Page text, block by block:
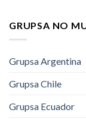
GRUPSA NO
Grupsa Argentina
Grupsa Chile
Grupsa Ecuador